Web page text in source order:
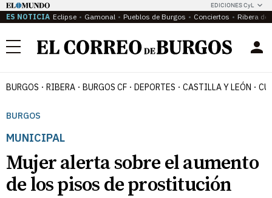
EDICIONES CyL
ES NOTICIA Eclipse Gamonal Pueblos de Burgos Conciertos Ribera del
Menú
BURGOS RIBERA BURGOS CF DEPORTES CASTILLA Y LEÓN
BURGOS
MUNICIPAL
Mujer alerta sobre el aumento
de los pisos de prostitución